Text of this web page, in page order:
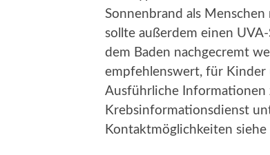
Sonnenbrand als
sollte außerdem einen
dem Baden nachgecremt
empfehlenswert, für Kinder
Ausführliche Informationen
Krebsinformationsdienst
Kontaktmöglichkeiten siehe